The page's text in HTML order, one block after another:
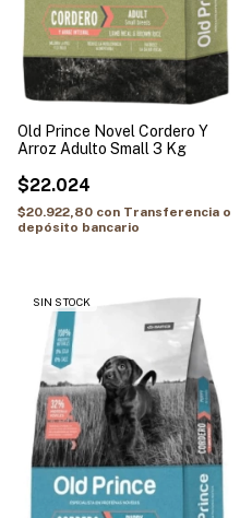
Old Prince Novel Cordero Y
Arroz Adulto Small 3 Kg
$22.024
$20.922,80 con Transferencia o
depósito bancario
SIN STOCK